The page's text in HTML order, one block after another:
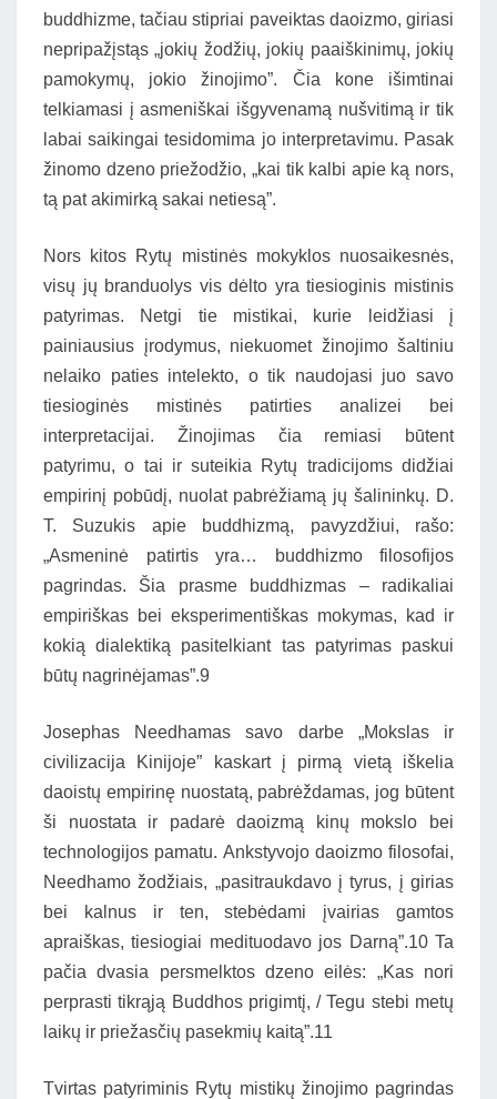
buddhizme, tačiau stipriai paveiktas daoizmo, giriasi
nepripažįstąs „jokių žodžių, jokių paaiškinimų, jokių
pamokymų, jokio žinojimo”. Čia kone išimtinai
telkiamasi į asmeniškai išgyvenamą nušvitimą ir tik
labai saikingai tesidomima jo interpretavimu. Pasak
žinomo dzeno priežodžio, „kai tik kalbi apie ką nors,
tą pat akimirką sakai netiesą”.
Nors kitos Rytų mistinės mokyklos nuosaikesnės,
visų jų branduolys vis dėlto yra tiesioginis mistinis
patyrimas. Netgi tie mistikai, kurie leidžiasi į
painiausius įrodymus, niekuomet žinojimo šaltiniu
nelaiko paties intelekto, o tik naudojasi juo savo
tiesioginės mistinės patirties analizei bei
interpretacijai. Žinojimas čia remiasi būtent
patyrimu, o tai ir suteikia Rytų tradicijoms didžiai
empirinį pobūdį, nuolat pabrėžiamą jų šalininkų. D.
T. Suzukis apie buddhizmą, pavyzdžiui, rašo:
„Asmeninė patirtis yra… buddhizmo filosofijos
pagrindas. Šia prasme buddhizmas – radikaliai
empiriškas bei eksperimentiškas mokymas, kad ir
kokią dialektiką pasitelkiant tas patyrimas paskui
būtų nagrinėjamas”.9
Josephas Needhamas savo darbe „Mokslas ir
civilizacija Kinijoje” kaskart į pirmą vietą iškelia
daoistų empirinę nuostatą, pabrėždamas, jog būtent
ši nuostata ir padarė daoizmą kinų mokslo bei
technologijos pamatu. Ankstyvojo daoizmo filosofai,
Needhamo žodžiais, „pasitraukdavo į tyrus, į girias
bei kalnus ir ten, stebėdami įvairias gamtos
apraiškas, tiesiogiai medituodavo jos Darną”.10 Ta
pačia dvasia persmelktos dzeno eilės: „Kas nori
perprasti tikrąją Buddhos prigimtį, / Tegu stebi metų
laikų ir priežasčių pasekmių kaitą”.11
Tvirtas patyriminis Rytų mistikų žinojimo pagrindas